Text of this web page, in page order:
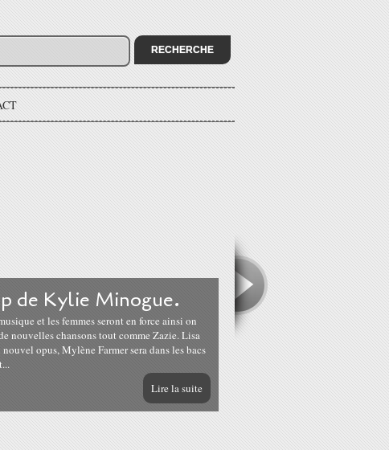
de Kylie Minogue.
et les femmes seront en force ainsi on
nouvelles chansons tout comme Zazie. Lisa
opus, Mylène Farmer sera dans les bacs
Lire la suite